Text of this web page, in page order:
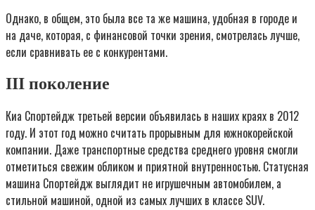
Однако, в общем, это была все та же машина, удобная в городе и
на даче, которая, с финансовой точки зрения, смотрелась лучше,
если сравнивать ее с конкурентами.
III поколение
Киа Спортейдж третьей версии объявилась в наших краях в 2012
году. И этот год можно считать прорывным для южнокорейской
компании. Даже транспортные средства среднего уровня смогли
отметиться свежим обликом и приятной внутренностью. Статусная
машина Спортейдж выглядит не игрушечным автомобилем, а
стильной машиной, одной из самых лучших в классе SUV.